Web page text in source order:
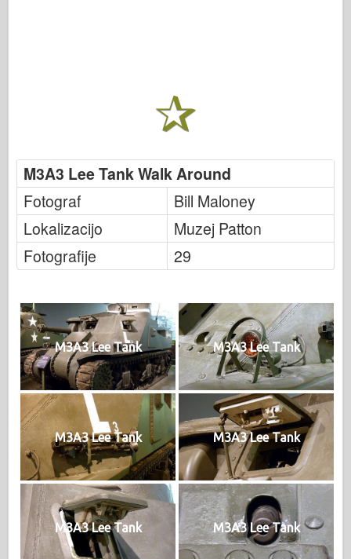
M3A3 Lee Tank Walk Around
Fotograf
Bill Maloney
Lokalizacijo
Muzej Patton
Fotografije
29
M3A3 Lee Tank M3A3 Lee Tank
M3A3 Lee Tank M3A3 Lee Tank
M3A3 Lee Tank M3A3 Lee Tank